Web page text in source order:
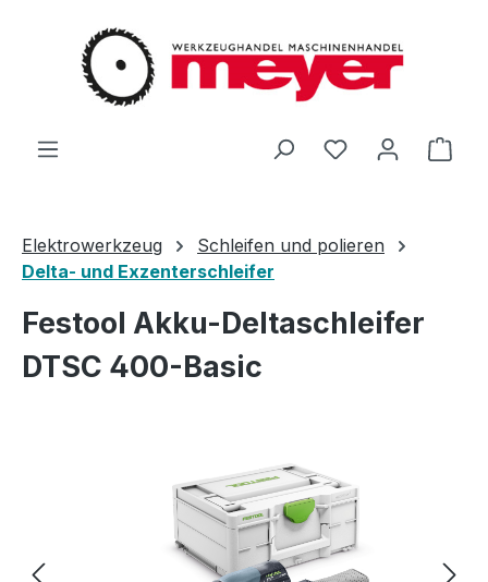
Zum Hauptinhalt springen
Du hast 0
Elektrowerkzeug
Schleifen und polieren
Delta- und Exzenterschleifer
Festool Akku-Deltaschleifer
DTSC 400-Basic